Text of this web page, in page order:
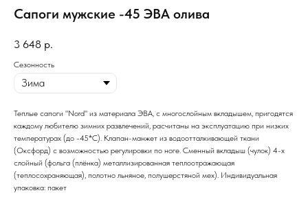
Сапоги мужские -45 ЭВА олива
3 648 р.
Сезонность
Теплые сапоги "Nord" из материала ЭВА, с многослойным вкладышем, пригодятся
каждому любителю зимних развлечений, расчитаны на эксплуатацию при низких
температурах (до -45*С). Клапан-манжет из водоотталкивающей ткани
(Оксфорд) с возможностью регулировки по ноге. Сменный вкладыш (чулок) 4-х
слойный (фольга (плёнка) металлизированная теплоотражающая
(теплосохраняющая), полотно льняное, полушерстяной мех). Индивидуальная
упаковка: пакет